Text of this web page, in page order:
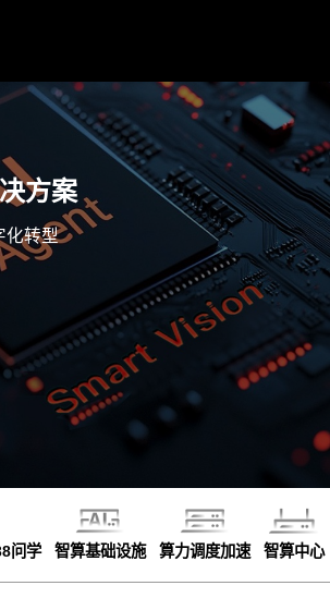
方案
化转型
问学 智算基础设施 算力调度加速 智算中心